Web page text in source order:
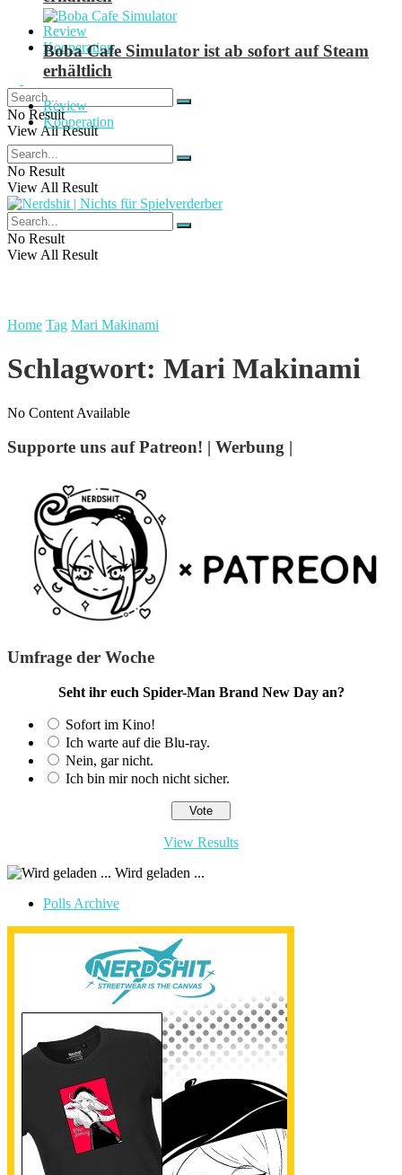
Review
Kooperation
No Result
View All Result
Boba Cafe Simulator ist ab sofort auf Steam
erhältlich
Review
Kooperation
No Result
View All Result
No Result
View All Result
Home Tag Mari Makinami
Schlagwort: Mari Makinami
No Content Available
Supporte uns auf Patreon! | Werbung |
Umfrage der Woche
Seht ihr euch Spider-Man Brand New Day an?
Sofort im Kino!
Ich warte auf die Blu-ray.
Nein, gar nicht.
Ich bin mir noch nicht sicher.
View Results
Wird geladen ...
Polls Archive